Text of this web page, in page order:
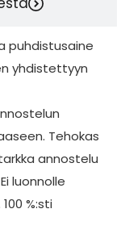
puhdistusaine
yhdistettyyn
Tehokas
annostelu
luonnolle
%:sti